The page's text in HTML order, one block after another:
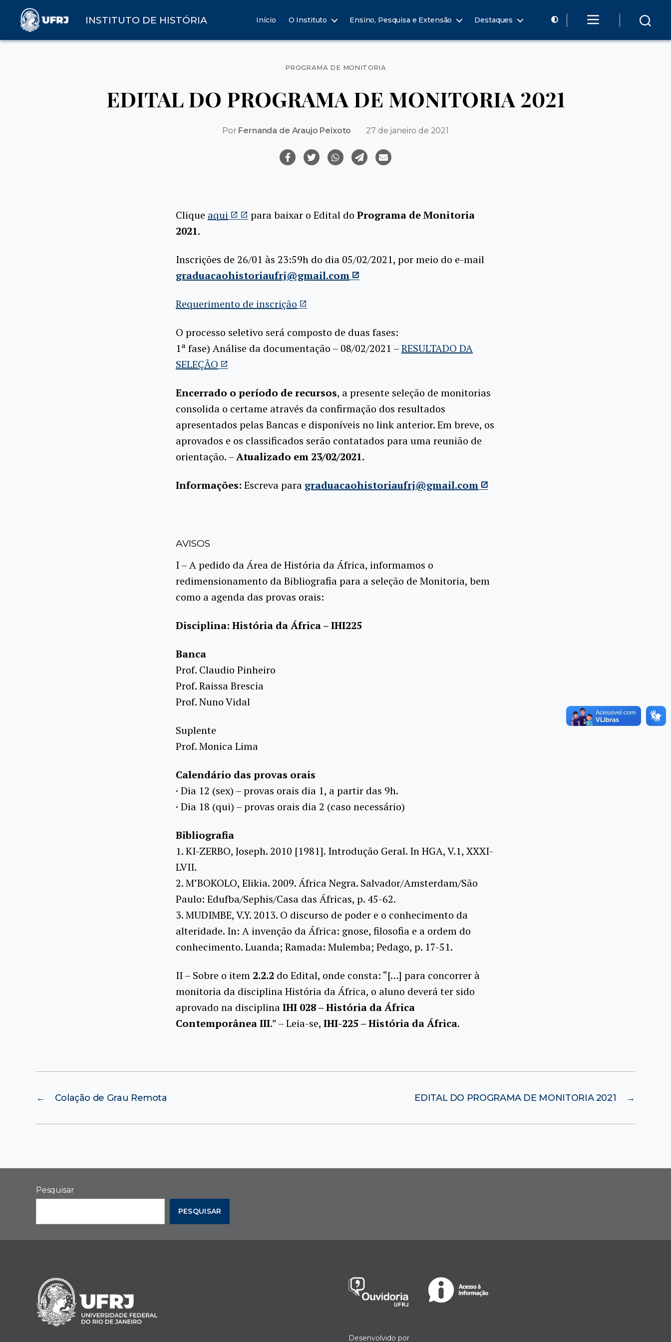
INSTITUTO DE HISTÓRIA Início O Instituto Ensino, Pesquisa e Extensão Destaques
Categorias
PROGRAMA DE MONITORIA
EDITAL DO PROGRAMA DE MONITORIA 2021
Por Fernanda de Araujo Peixoto 27 de janeiro de 2021
Clique aqui para baixar o Edital do Programa de Monitoria
2021.
Inscrições de 26/01 às 23:59h do dia 05/02/2021, por meio do e-mail
graduacaohistoriaufrj@gmail.com
Requerimento de inscrição
O processo seletivo será composto de duas fases:
1ª fase) Análise da documentação – 08/02/2021 –RESULTADO DA
SELEÇÃO
Encerrado o período de recursos, a presente seleção de monitorias
consolida o certame através da confirmação dos resultados
apresentados pelas Bancas e disponíveis no link anterior.Em breve, os
aprovados e os classificados serão contatados para uma reunião de
orientação. –Atualizado em 23/02/2021.
Informações: Escreva para graduacaohistoriaufrj@gmail.com
AVISOS
I – A pedido da Área de História da África, informamos o
redimensionamento da Bibliografia para a seleção de Monitoria, bem
como a agenda das provas orais:
Disciplina: História da África – IHI225
Banca
Prof. Claudio Pinheiro
Prof. Raissa Brescia
Prof. Nuno Vidal
Suplente
Prof. Monica Lima
Calendário das provas orais
· Dia 12 (sex) – provas orais dia 1, a partir das 9h.
· Dia 18 (qui) – provas orais dia 2 (caso necessário)
Bibliografia
1. KI-ZERBO, Joseph. 2010 [1981]. Introdução Geral. In HGA, V.1, XXXI-
LVII.
2. M’BOKOLO, Elikia. 2009. África Negra. Salvador/Amsterdam/São
Paulo: Edufba/Sephis/Casa das Áfricas, p. 45-62.
3. MUDIMBE, V.Y. 2013. O discurso de poder e o conhecimento da
alteridade. In: A invenção da África: gnose, filosofia e a ordem do
conhecimento. Luanda; Ramada: Mulemba; Pedago, p. 17-51.
II – Sobre o item 2.2.2 do Edital, onde consta: “[…] para concorrer à
monitoria da disciplina História da África, o aluno deverá ter sido
aprovado na disciplinaIHI 028 – História da África
Contemporânea III.” – Leia-se, IHI-225 – História da África.
← Colação de Grau Remota →
EDITAL DO PROGRAMA DE MONITORIA 2021
Pesquisar
PESQUISAR
Desenvolvido por